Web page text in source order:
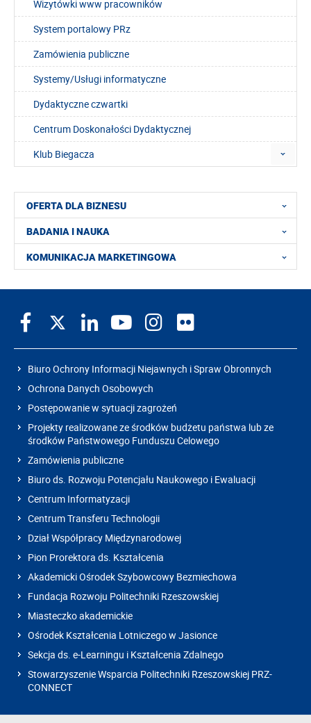
Wizytówki www pracowników
System portalowy PRz
Zamówienia publiczne
Systemy/Usługi informatyczne
Dydaktyczne czwartki
Centrum Doskonałości Dydaktycznej
Klub Biegacza
OFERTA DLA BIZNESU
BADANIA I NAUKA
KOMUNIKACJA MARKETINGOWA
Biuro Ochrony Informacji Niejawnych i Spraw Obronnych
Ochrona Danych Osobowych
Postępowanie w sytuacji zagrożeń
Projekty realizowane ze środków budżetu państwa lub ze
środków Państwowego Funduszu Celowego
Zamówienia publiczne
Biuro ds. Rozwoju Potencjału Naukowego i Ewaluacji
Centrum Informatyzacji
Centrum Transferu Technologii
Dział Współpracy Międzynarodowej
Pion Prorektora ds. Kształcenia
Akademicki Ośrodek Szybowcowy Bezmiechowa
Fundacja Rozwoju Politechniki Rzeszowskiej
Miasteczko akademickie
Ośrodek Kształcenia Lotniczego w Jasionce
Sekcja ds. e-Learningu i Kształcenia Zdalnego
Stowarzyszenie Wsparcia Politechniki Rzeszowskiej PRZ-
CONNECT